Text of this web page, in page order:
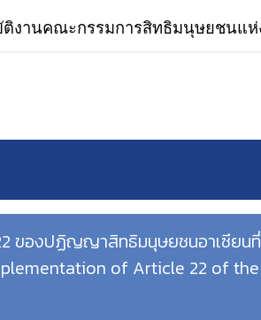
ติงานคณะกรรมการสิทธิมนุษยชนแห่
ของปฏิญญาสิทธิมนุษยชนอาเซียน
of Article 22 of